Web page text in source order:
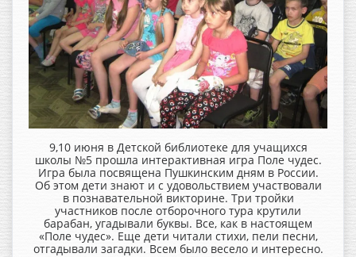
9,10 июня в Детской библиотеке для учащихся
школы №5 прошла интерактивная игра Поле чудес.
Игра была посвящена Пушкинским дням в России.
Об этом дети знают и с удовольствием участвовали
в познавательной викторине. Три тройки
участников после отборочного тура крутили
барабан, угадывали буквы. Все, как в настоящем
«Поле чудес». Еще дети читали стихи, пели песни,
отгадывали загадки. Всем было весело и интересно.